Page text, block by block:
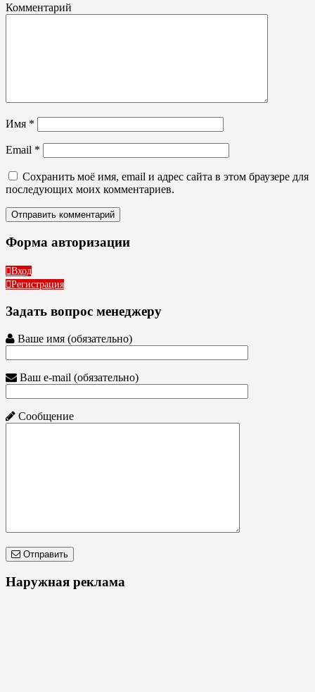
Комментарий
Имя *
Email *
Сохранить моё имя, email и адрес сайта в этом браузере для
последующих моих комментариев.
Форма авторизации
Вход
Регистрация
Задать вопрос менеджеру
Ваше имя (обязательно)
Ваш e-mail (обязательно)
Сообщение
Отправить
Наружная реклама